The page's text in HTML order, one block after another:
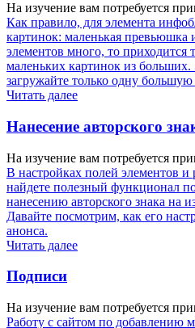
На изучение вам потребуется
Как правило, для элемента
картинок: маленькая превьюшка
элементов много, то приходится
маленьких картинок из больших.
загружайте только одну большую
Читать далее
Нанесение авторского
На изучение вам потребуется
В настройках полей элементов
найдете полезный функционал
нанесению авторского знака на
Давайте посмотрим, как его
анонса.
Читать далее
Подписи
На изучение вам потребуется
Работу с сайтом по добавлению